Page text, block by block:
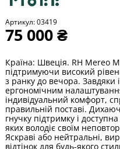
Артикул:03419
75 000 ₴
Країна: Швеція. RH Mereo
підтримуючи високий
з ранку до вечора. Завдяки
ергономічним
індивідуальний комфорт,
правильній поставі.
гнучку підтримку і
яких володіє своїм
Яскраві або нейтральні,
відтінок для будь-якого